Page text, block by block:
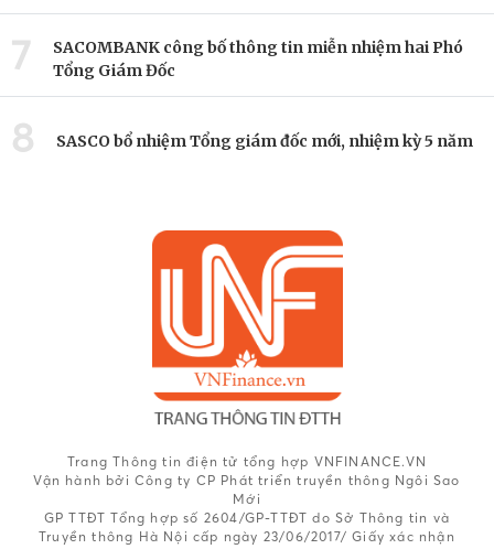
7
SACOMBANK công bố thông tin miễn nhiệm hai Phó
Tổng Giám Đốc
8 SASCO bổ nhiệm Tổng giám đốc mới, nhiệm kỳ 5 năm
Trang Thông tin điện tử tổng hợp VNFINANCE.VN
Vận hành bởi Công ty CP Phát triển truyền thông Ngôi Sao
Mới
GP TTĐT Tổng hợp số 2604/GP-TTĐT do Sở Thông tin và
Truyền thông Hà Nội cấp ngày 23/06/2017/ Giấy xác nhận